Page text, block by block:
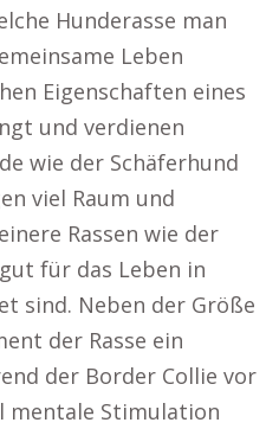
Hunderasse man
Leben
Eigenschaften eines
und verdienen
wie der Schäferhund
viel Raum und
Rassen wie der
für das Leben in
sind. Neben der Größe
der Rasse ein
der Border Collie vor
mentale Stimulation